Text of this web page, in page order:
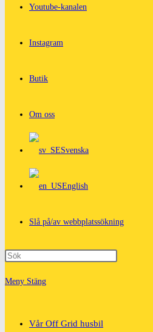
Youtube-kanalen
Instagram
Butik
Om oss
Svenska
English
Slå på/av webbplatssökning
Meny Stäng
Vår Off Grid husbil